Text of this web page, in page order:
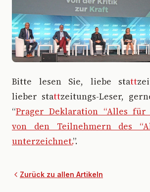
Bitte lesen Sie, liebe statt
lieber stattzeitungs-Leser,
“Prager Deklaration “Alles für
von den Teilnehmern des
unterzeichnet.”.
Zurück zu allen Artikeln